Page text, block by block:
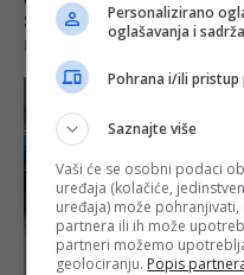
Personalizirano
oglašavanja i
Pohrana i/ili pristup
Saznajte više
Vaši će se osobni podaci
uređaja (kolačiće,
uređaja) može
partnera ili ih može
partneri možemo
geolociranju. Popis